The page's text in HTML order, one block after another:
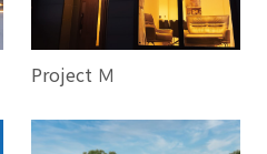
Project Ｍ